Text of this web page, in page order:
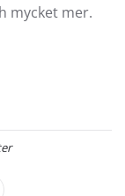
mycket mer.